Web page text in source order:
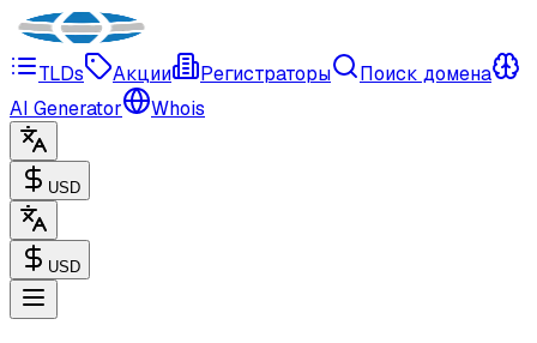
TLDs Акции Регистраторы
Поиск домена
AI Generator
Whois
USD
USD